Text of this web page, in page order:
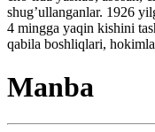
shug’ullanganlar. 1926
4 mingga yaqin kishini
qabila boshliqlari,
Manba